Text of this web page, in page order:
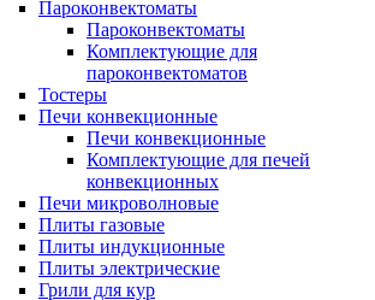
Пароконвектоматы
Пароконвектоматы
Комплектующие для
пароконвектоматов
Тостеры
Печи конвекционные
Печи конвекционные
Комплектующие для печей
конвекционных
Печи микроволновые
Плиты газовые
Плиты индукционные
Плиты электрические
Грили для кур